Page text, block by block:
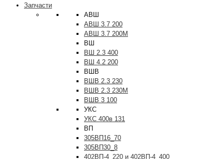
Запчасти
АВШ
АВШ 3.7 200
АВШ 3.7 200М
ВШ
ВШ 2.3 400
ВШ 4.2 200
ВШВ
ВШВ 2.3 230
ВШВ 2.3 230М
ВШВ 3 100
УКС
УКС 400в 131
ВП
305ВП16_70
305ВП30_8
402ВП-4_220 и 402ВП-4_400